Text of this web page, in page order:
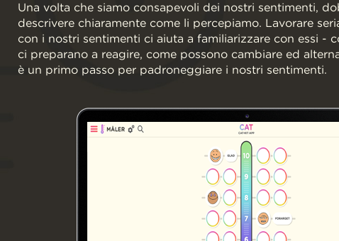
Una volta che siamo consapevoli dei nostri sentimenti,
descrivere chiaramente come li percepiamo. Lavorare
con i nostri sentimenti ci aiuta a familiarizzare con essi -
ci preparano a reagire, come possono cambiare ed
è un primo passo per padroneggiare i nostri sentimenti.